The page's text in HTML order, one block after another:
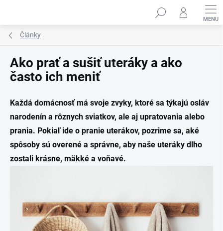
Články
Ako prať a sušiť uteráky a ako
často ich meniť
Každá domácnosť má svoje zvyky, ktoré sa týkajú osláv
narodenín a rôznych sviatkov, ale aj upratovania alebo
prania. Pokiaľ ide o pranie uterákov, pozrime sa, aké
spôsoby sú overené a správne, aby naše uteráky dlho
zostali krásne, mäkké a voňavé.